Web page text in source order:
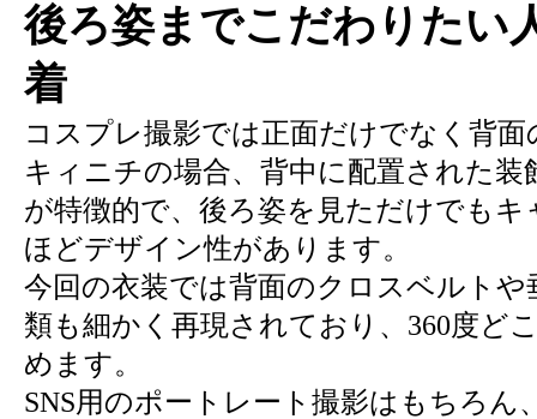
後ろ姿までこだわりたい
着
コスプレ撮影では正面だけでなく背
キィニチの場合、背中に配置された
が特徴的で、後ろ姿を見ただけでも
ほどデザイン性があります。
今回の衣装では背面のクロスベルト
類も細かく再現されており、360度ど
めます。
SNS用のポートレート撮影はもちろん